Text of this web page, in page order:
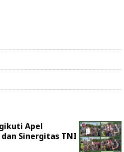
Apel
Sinergitas TNI